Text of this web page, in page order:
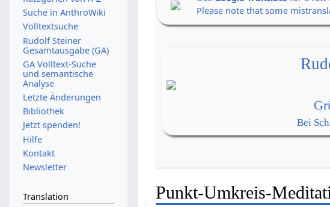
Please note that some
Bei
Punkt-Umkreis-
Suche in AnthroWiki
Volltextsuche
Rudolf Steiner
Gesamtausgabe (GA)
GA Volltext-Suche
und semantische
Analyse
Letzte Änderungen
Bibliothek
Jetzt spenden!
Hilfe
Kontakt
Newsletter
Translation